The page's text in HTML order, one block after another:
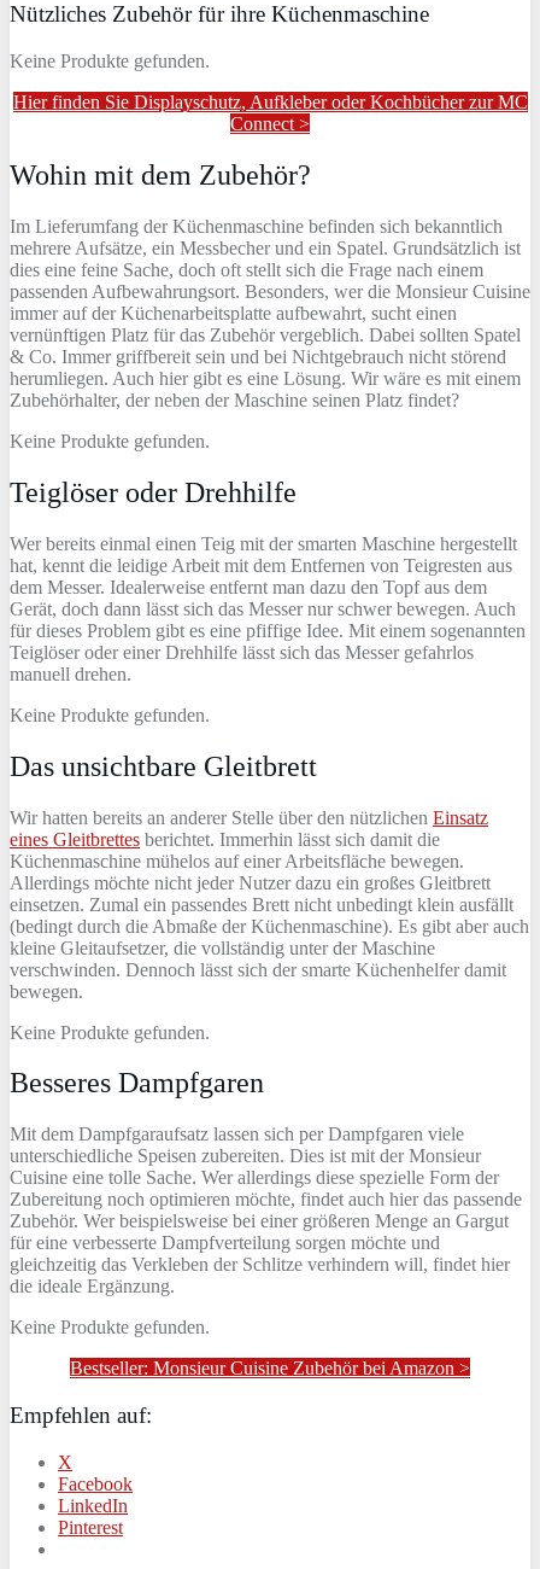
Nützliches Zubehör für ihre Küchenmaschine
Keine Produkte gefunden.
Hier finden Sie Displayschutz, Aufkleber oder Kochbücher zur MC
Connect >
Wohin mit dem Zubehör?
Im Lieferumfang der Küchenmaschine befinden sich bekanntlich
mehrere Aufsätze, ein Messbecher und ein Spatel. Grundsätzlich ist
dies eine feine Sache, doch oft stellt sich die Frage nach einem
passenden Aufbewahrungsort. Besonders, wer die Monsieur Cuisine
immer auf der Küchenarbeitsplatte aufbewahrt, sucht einen
vernünftigen Platz für das Zubehör vergeblich. Dabei sollten Spatel
& Co. Immer griffbereit sein und bei Nichtgebrauch nicht störend
herumliegen. Auch hier gibt es eine Lösung. Wir wäre es mit einem
Zubehörhalter, der neben der Maschine seinen Platz findet?
Keine Produkte gefunden.
Teiglöser oder Drehhilfe
Wer bereits einmal einen Teig mit der smarten Maschine hergestellt
hat, kennt die leidige Arbeit mit dem Entfernen von Teigresten aus
dem Messer. Idealerweise entfernt man dazu den Topf aus dem
Gerät, doch dann lässt sich das Messer nur schwer bewegen. Auch
für dieses Problem gibt es eine pfiffige Idee. Mit einem sogenannten
Teiglöser oder einer Drehhilfe lässt sich das Messer gefahrlos
manuell drehen.
Keine Produkte gefunden.
Das unsichtbare Gleitbrett
Wir hatten bereits an anderer Stelle über den nützlichen Einsatz
eines Gleitbrettes berichtet. Immerhin lässt sich damit die
Küchenmaschine mühelos auf einer Arbeitsfläche bewegen.
Allerdings möchte nicht jeder Nutzer dazu ein großes Gleitbrett
einsetzen. Zumal ein passendes Brett nicht unbedingt klein ausfällt
(bedingt durch die Abmaße der Küchenmaschine). Es gibt aber auch
kleine Gleitaufsetzer, die vollständig unter der Maschine
verschwinden. Dennoch lässt sich der smarte Küchenhelfer damit
bewegen.
Keine Produkte gefunden.
Besseres Dampfgaren
Mit dem Dampfgaraufsatz lassen sich per Dampfgaren viele
unterschiedliche Speisen zubereiten. Dies ist mit der Monsieur
Cuisine eine tolle Sache. Wer allerdings diese spezielle Form der
Zubereitung noch optimieren möchte, findet auch hier das passende
Zubehör. Wer beispielsweise bei einer größeren Menge an Gargut
für eine verbesserte Dampfverteilung sorgen möchte und
gleichzeitig das Verkleben der Schlitze verhindern will, findet hier
die ideale Ergänzung.
Keine Produkte gefunden.
Bestseller: Monsieur Cuisine Zubehör bei Amazon >
Empfehlen auf:
X
Facebook
LinkedIn
Pinterest